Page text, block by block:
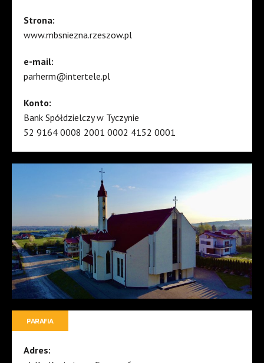
Strona:
www.mbsniezna.rzeszow.pl
e-mail:
parherm@intertele.pl
Konto:
Bank Spółdzielczy w Tyczynie
52 9164 0008 2001 0002 4152 0001
PARAFIA
Adres: